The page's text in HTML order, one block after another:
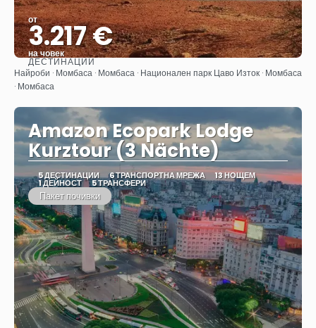
от
3.217 €
на човек
Вижте
ДЕСТИНАЦИИ
Найроби · Момбаса · Момбаса · Национален парк Цаво Изток · Момбаса
· Момбаса
Amazon Ecopark Lodge
Kurztour (3 Nächte)
5 ДЕСТИНАЦИИ 6 ТРАНСПОРТНА МРЕЖА 13 НОЩЕМ
1 ДЕЙНОСТ 5 ТРАНСФЕРИ
Пакет почивки